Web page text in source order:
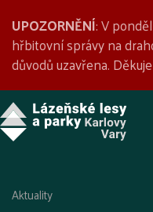
UPOZORNĚNÍ: V
hřbitovní správy na
důvodů uzavřena.
Aktuality